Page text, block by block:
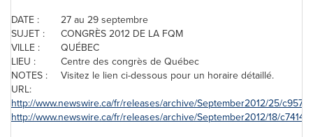
DATE :
27 au 29 septembre
SUJET :
CONGRÈS 2012 DE LA FQM
VILLE :
QUÉBEC
LIEU :
Centre des congrès de Québec
NOTES :
Visitez le lien ci-dessous pour un horaire détaillé.
URL:
http://www.newswire.ca/fr/releases/archive/September2012/25/
http://www.newswire.ca/fr/releases/archive/September2012/18/